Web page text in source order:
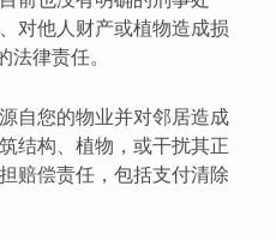
对他人财产或植物造成损
法律责任。
自您的物业并对邻居造成
结构、植物，或干扰其正
赔偿责任，包括支付清除